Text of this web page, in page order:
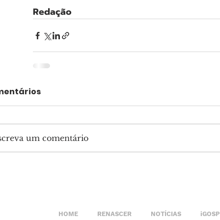
Redação
um comentário
HOME RENASCER NOTÍCIAS